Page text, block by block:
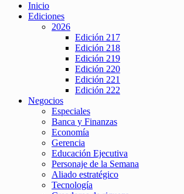
Inicio
Ediciones
2026
Edición 217
Edición 218
Edición 219
Edición 220
Edición 221
Edición 222
Negocios
Especiales
Banca y Finanzas
Economía
Gerencia
Educación Ejecutiva
Personaje de la Semana
Aliado estratégico
Tecnología